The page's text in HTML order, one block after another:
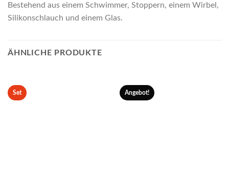
Bestehend aus einem Schwimmer, Stoppern, einem Wirbel,
Silikonschlauch und einem Glas.
ÄHNLICHE PRODUKTE
Set Angebot!